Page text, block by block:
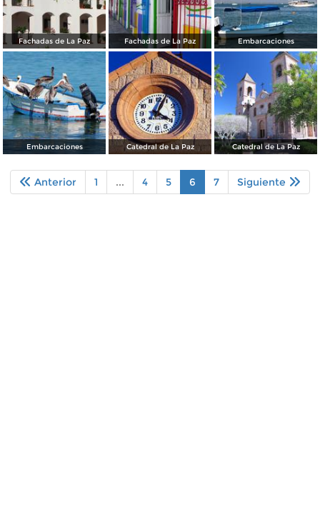
Fachadas de La Paz Fachadas de La Paz Embarcaciones
Embarcaciones Catedral de La Paz Catedral de La Paz
Anterior 1 ... 4 5 6 7 Siguiente